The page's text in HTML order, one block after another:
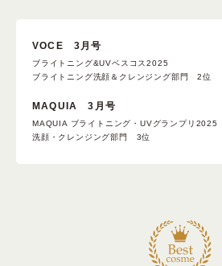
VOCE 3月号
ブライトニング&UVベスコス2025
ブライトニング洗顔＆クレンジング部門 2位
MAQUIA 3月号
MAQUIA ブライトニング・UVグランプリ2025
洗顔・クレンジング部門 3位